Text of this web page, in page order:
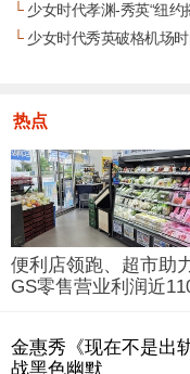
└少女时代孝渊-秀英“纽约
└少女时代秀英破格机场
热点
便利店领跑、超市助
GS零售营业利润近
金惠秀《现在不是出
战黑色幽默